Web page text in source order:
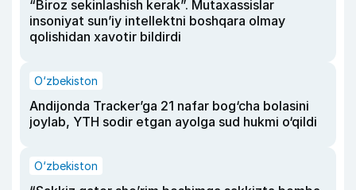
“Biroz sekinlashish kerak”. Mutaxassislar
insoniyat sun’iy intellektni boshqara olmay
qolishidan xavotir bildirdi
O‘zbekiston
Andijonda Tracker’ga 21 nafar bog‘cha bolasini
joylab, YTH sodir etgan ayolga sud hukmi o‘qildi
O‘zbekiston